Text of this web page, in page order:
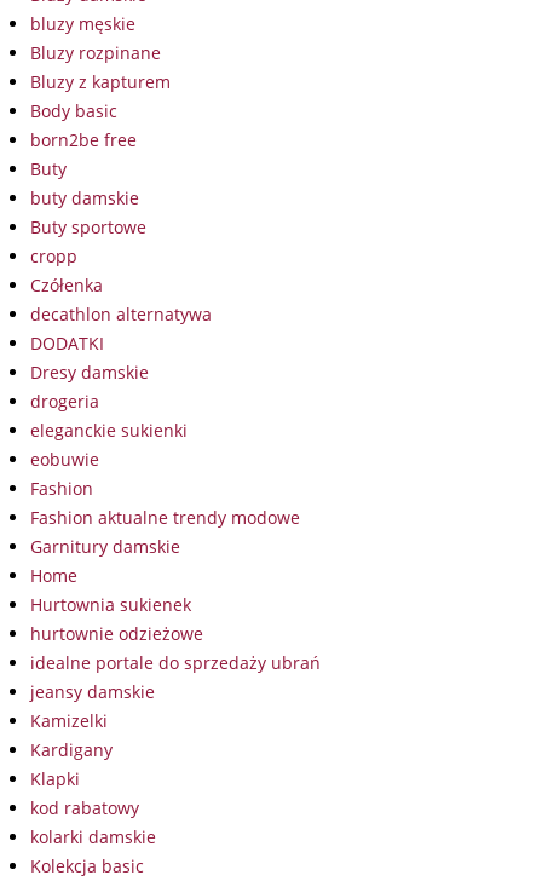
bluzy męskie
Bluzy rozpinane
Bluzy z kapturem
Body basic
born2be free
Buty
buty damskie
Buty sportowe
cropp
Czółenka
decathlon alternatywa
DODATKI
Dresy damskie
drogeria
eleganckie sukienki
eobuwie
Fashion
Fashion aktualne trendy modowe
Garnitury damskie
Home
Hurtownia sukienek
hurtownie odzieżowe
idealne portale do sprzedaży ubrań
jeansy damskie
Kamizelki
Kardigany
Klapki
kod rabatowy
kolarki damskie
Kolekcja basic